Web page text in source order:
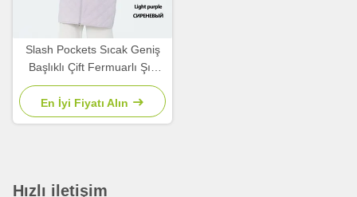
Slash Pockets Sıcak Geniş
Başlıklı Çift Fermuarlı Şık
Hafif Yastıklı Ceket,
En İyi Fiyatı Alın
Hızlı iletişim